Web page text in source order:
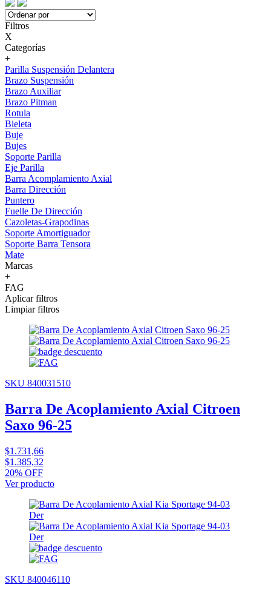
Filtros
X
Categorías
+
Parilla Suspensión Delantera
Brazo Suspensión
Brazo Auxiliar
Brazo Pitman
Rotula
Bieleta
Buje
Bujes
Soporte Parilla
Eje Parilla
Barra Acomplamiento Axial
Barra Dirección
Puntero
Fuelle De Dirección
Cazoletas-Grapodinas
Soporte Amortiguador
Soporte Barra Tensora
Mate
Marcas
+
FAG
Aplicar filtros
Limpiar filtros
SKU 840031510
Barra De Acoplamiento Axial Citroen
Saxo 96-25
$1.731,66
$1.385,32
20% OFF
Ver producto
SKU 840046110